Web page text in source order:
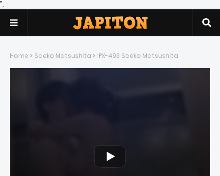
".
Home Saeko Matsushita IPX-493 Saeko Matsushita